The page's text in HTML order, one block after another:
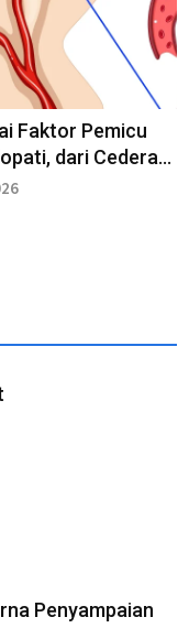
Faktor Pemicu
dari Cedera
Kanker
Penyampaian